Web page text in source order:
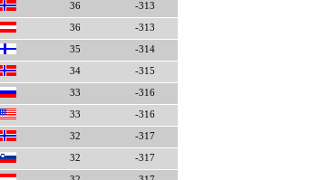
36 -313
36 -313
35 -314
34 -315
33 -316
33 -316
32 -317
32 -317